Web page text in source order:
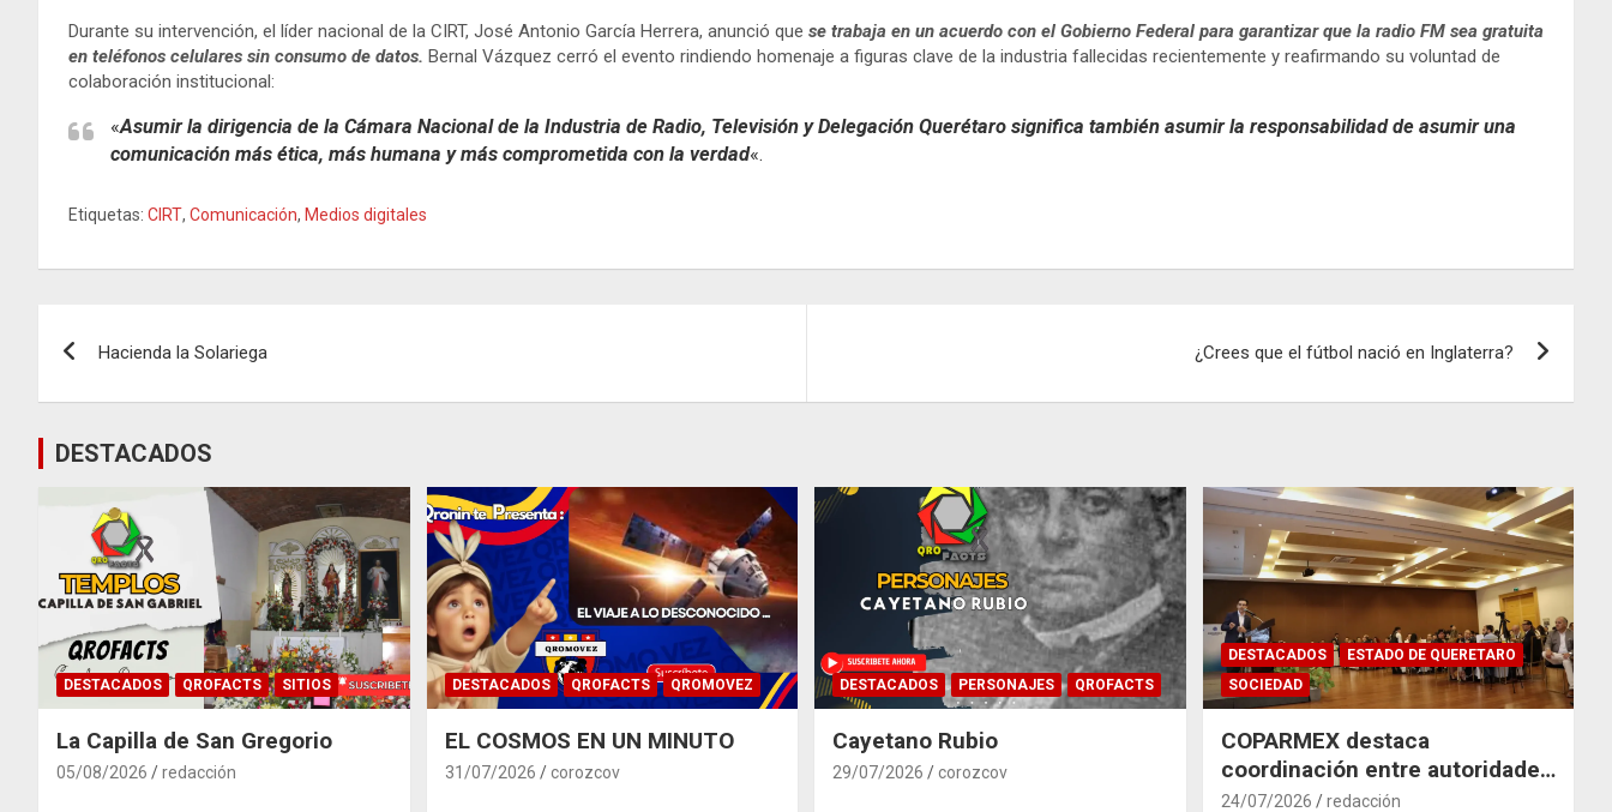
Durante su intervención, el líder nacional de la CIRT, José Antonio García Herrera, anunció que se trabaja en un acuerdo con el Gobierno Federal para garantizar que la radio FM sea gratuita
en teléfonos celulares sin consumo de datos. Bernal Vázquez cerró el evento rindiendo homenaje a figuras clave de la industria fallecidas recientemente y reafirmando su voluntad de
colaboración institucional:
«Asumir la dirigencia de la Cámara Nacional de la Industria de Radio, Televisión y Delegación Querétaro significa también asumir la responsabilidad de asumir una
comunicación más ética, más humana y más comprometida con la verdad«.
Etiquetas: CIRT, Comunicación, Medios digitales
entradas
Hacienda la Solariega ¿Crees que el fútbol nació en Inglaterra?
DESTACADOS
DESTACADOS QROFACTS SITIOS
La Capilla de San Gregorio
05/08/2026 redacción
DESTACADOS QROFACTS QROMOVEZ
EL COSMOS EN UN MINUTO
31/07/2026 corozcov
DESTACADOS PERSONAJES QROFACTS
Cayetano Rubio
29/07/2026 corozcov
DESTACADOS
ESTADO DE QUERETARO
SOCIEDAD
COPARMEX destaca
coordinación entre autoridades
y empresas para mitigar el
24/07/2026 redacción